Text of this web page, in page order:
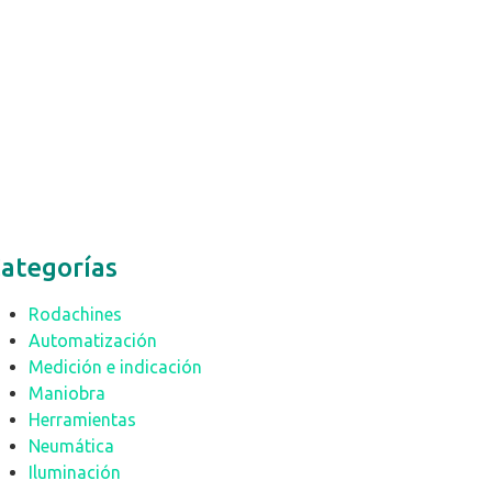
Rodachines
Automatización
Medición e indicación
Maniobra
Herramientas
Neumática
Iluminación